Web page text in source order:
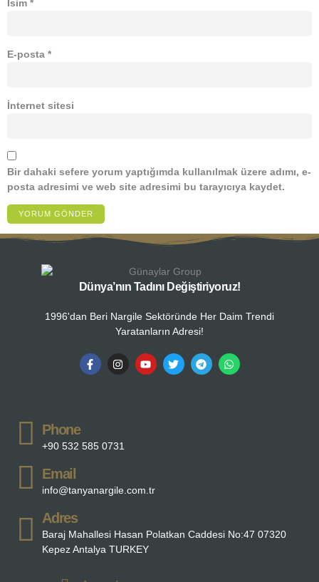
İsim *
E-posta *
İnternet sitesi
Bir dahaki sefere yorum yaptığımda kullanılmak üzere adımı, e-
posta adresimi ve web site adresimi bu tarayıcıya kaydet.
Dünya’nın Tadını Değiştiriyoruz!
1996'dan Beri Nargile Sektöründe Her Daim Trendi
Yaratanların Adresi!
Phone
+90 532 585 0731
Email
info@tanyanargile.com.tr
Adres
Baraj Mahallesi Hasan Polatkan Caddesi No:47 07320
Kepez Antalya TURKEY